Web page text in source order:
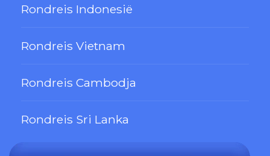
Rondreis Indonesië
Rondreis Vietnam
Rondreis Cambodja
Rondreis Sri Lanka